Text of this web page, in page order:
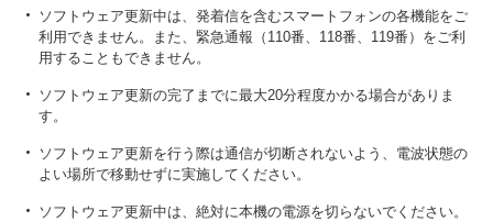
ソフトウェア更新中は、発着信を含むスマートフォンの各機能をご
利用できません。また、緊急通報（110番、118番、119番）をご利
用することもできません。
ソフトウェア更新の完了までに最大20分程度かかる場合がありま
す。
ソフトウェア更新を行う際は通信が切断されないよう、電波状態の
よい場所で移動せずに実施してください。
ソフトウェア更新中は、絶対に本機の電源を切らないでください。